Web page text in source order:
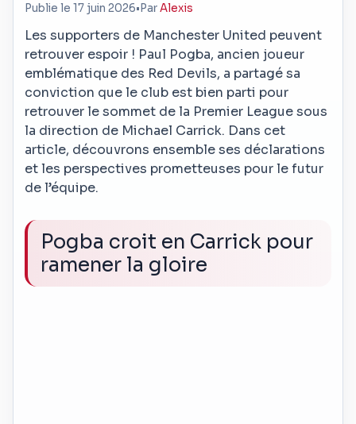
Publie le 17 juin 2026• ParAlexis
Les supporters de Manchester United peuvent
retrouver espoir ! Paul Pogba, ancien joueur
emblématique des Red Devils, a partagé sa
conviction que le club est bien parti pour
retrouver le sommet de la Premier League sous
la direction de Michael Carrick. Dans cet
article, découvrons ensemble ses déclarations
et les perspectives prometteuses pour le futur
de l’équipe.
Pogba croit en Carrick pour
ramener la gloire